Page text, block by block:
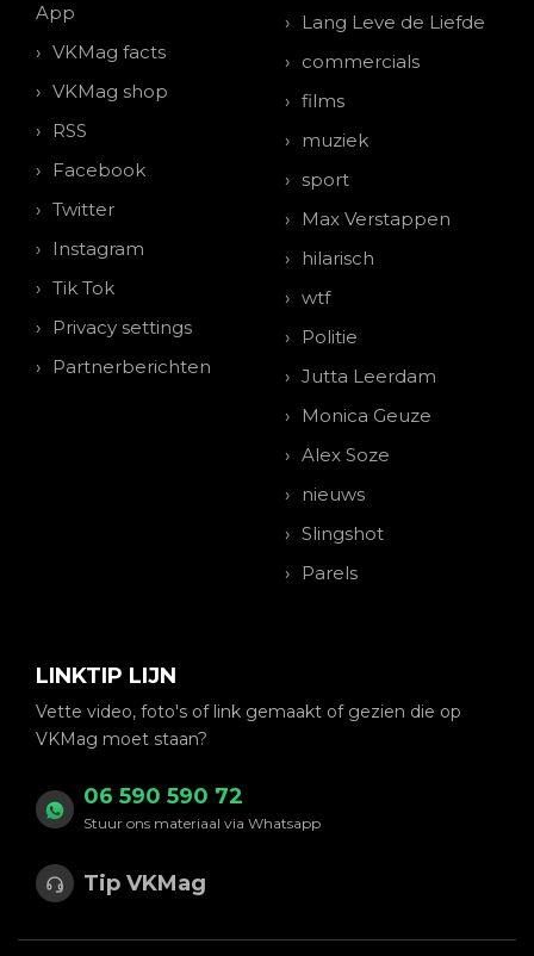
App
VKMag facts
VKMag shop
RSS
Facebook
Twitter
Instagram
Tik Tok
Privacy settings
Partnerberichten
Lang Leve de Liefde
commercials
films
muziek
sport
Max Verstappen
hilarisch
wtf
Politie
Jutta Leerdam
Monica Geuze
Alex Soze
nieuws
Slingshot
Parels
LINKTIP LIJN
Vette video, foto's of link gemaakt of gezien die op
VKMag moet staan?
06 590 590 72
Stuur ons materiaal via Whatsapp
Tip VKMag